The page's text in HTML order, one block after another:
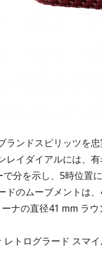
ンドスピリッツを忠
レイダイアルには、
分を示し、5時位置
ドのムーブメントは
ナの直径41 mm ラ
レトログラード スマ